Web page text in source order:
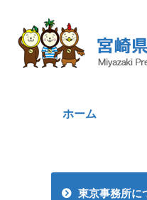
ホーム
東京事務所に